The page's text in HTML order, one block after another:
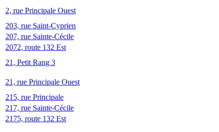
2, rue Principale Ouest
203, rue Saint-Cyprien
207, rue Sainte-Cécile
2072, route 132 Est
21, Petit Rang 3
21, rue Principale Ouest
215, rue Principale
217, rue Sainte-Cécile
2175, route 132 Est